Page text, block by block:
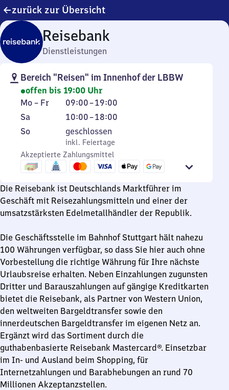
zurück zur Übersicht
Reisebank
Dienstleistungen
Bereich "Reisen" im Innenhof der LBBW
offen bis 19:00 Uhr
Montag
bis
Freitag
Mo – Fr 09:00–19:00
Von
9
bis
19
Uhr
Samstag
Sa 10:00–18:00
Von
10
Uhr
bis
18
Sonntag
So,
inkl. Feiertage
geschlossen
inkl. Feiertage
Akzeptierte Zahlungsmittel
Die Reisebank ist Deutschlands Marktführer im
Geschäft mit Reisezahlungsmitteln und einer der
umsatzstärksten Edelmetallhändler der Republik.
Die Geschäftsstelle im Bahnhof Stuttgart hält nahezu
100 Währungen verfügbar, so dass Sie hier auch ohne
Vorbestellung die richtige Währung für Ihre nächste
Urlaubsreise erhalten. Neben Einzahlungen zugunsten
Dritter und Barauszahlungen auf gängige Kreditkarten
bietet die Reisebank, als Partner von Western Union,
den weltweiten Bargeldtransfer sowie den
innerdeutschen Bargeldtransfer im eigenen Netz an.
Ergänzt wird das Sortiment durch die
guthabenbasierte Reisebank Mastercard®. Einsetzbar
im In- und Ausland beim Shopping, für
Internetzahlungen und Barabhebungen an rund 70
Millionen Akzeptanzstellen.